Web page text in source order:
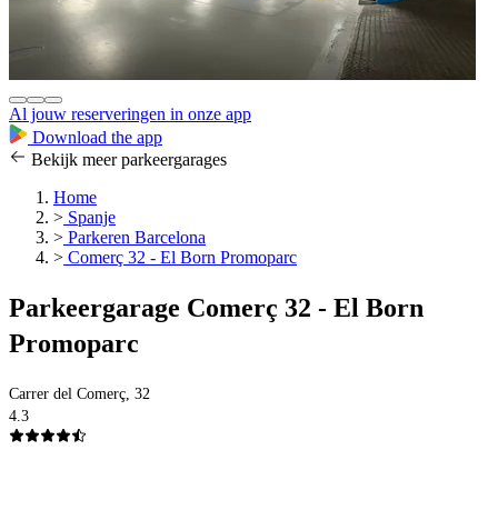
Al jouw reserveringen in onze app
Download the app
Bekijk meer parkeergarages
Home
> Spanje
> Parkeren Barcelona
> Comerç 32 - El Born Promoparc
Parkeergarage Comerç 32 - El Born
Promoparc
Carrer del Comerç, 32
4.3